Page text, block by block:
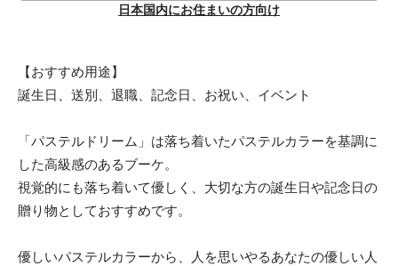
日本国内にお住まいの方向け
【おすすめ用途】
誕生日、送別、退職、記念日、お祝い、イベント
「パステルドリーム」は落ち着いたパステルカラーを基調に
した高級感のあるブーケ。
視覚的にも落ち着いて優しく、大切な方の誕生日や記念日の
贈り物としておすすめです。
優しいパステルカラーから、人を思いやるあなたの優しい人